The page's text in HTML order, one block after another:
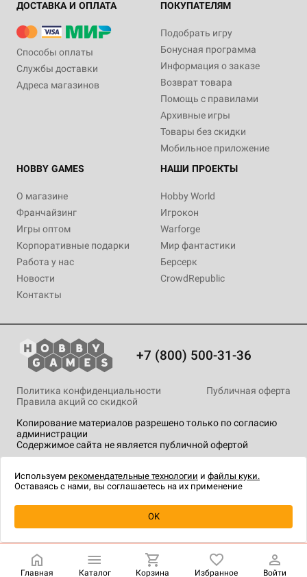
Купить
ДОСТАВКА И ОПЛАТА
Способы оплаты
Службы доставки
Адреса магазинов
ПОКУПАТЕЛЯМ
Подобрать игру
Бонусная программа
Информация о заказе
Возврат товара
Помощь с правилами
Архивные игры
Товары без скидки
Мобильное приложение
HOBBY GAMES
О магазине
Франчайзинг
Игры оптом
Корпоративные подарки
Работа у нас
Новости
Контакты
НАШИ ПРОЕКТЫ
Hobby World
Игрокон
Warforge
Мир фантастики
Берсерк
CrowdRepublic
+7 (800) 500-31-36
Копирование материалов разрешено только по согласию
администрации
Содержимое сайта не является публичной офертой
Политика конфиденциальности
Публичная оферта
Правила акций со скидкой
технологии.
Главная Каталог Корзина Избранное Войти
Используем рекомендательные технологии и файлы куки.
Оставаясь с нами, вы соглашаетесь на их применение
OK